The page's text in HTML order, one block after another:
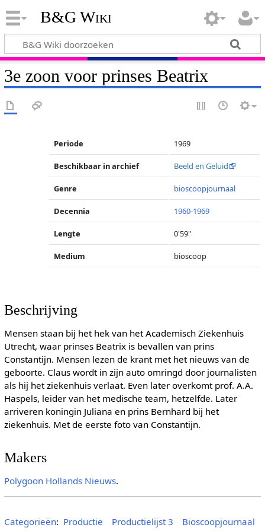
B&G Wiki
3e zoon voor prinses Beatrix
Periode 1969
Beschikbaar in archief Beeld en Geluid
Genre bioscoopjournaal
Decennia 1960-1969
Lengte 0'59"
Medium bioscoop
Beschrijving
Mensen staan bij het hek van het Academisch Ziekenhuis
Utrecht, waar prinses Beatrix is bevallen van prins
Constantijn. Mensen lezen de krant met het nieuws van de
geboorte. Claus wordt in zijn auto omringd door journalisten
als hij het ziekenhuis verlaat. Even later overkomt prof. A.A.
Haspels, leider van het medische team, hetzelfde. Later
arriveren koningin Juliana en prins Bernhard bij het
ziekenhuis. Met de eerste foto van Constantijn.
Makers
Polygoon Hollands Nieuws.
Categorieën: Productie Productielijst 3
Bioscoopjournaal